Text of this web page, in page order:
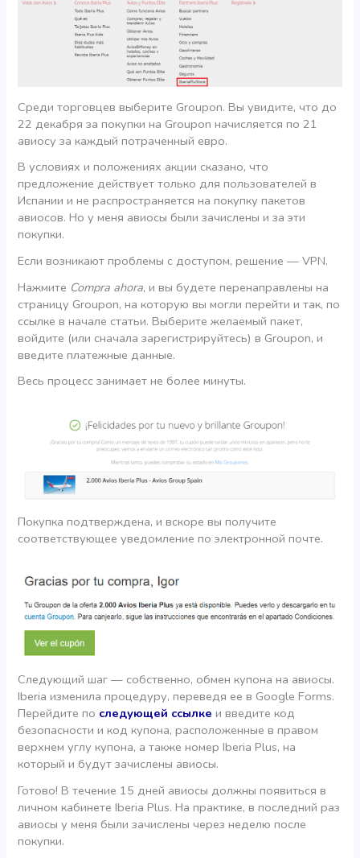
Среди торговцев выберите Groupon. Вы увидите, что до
22 декабря за покупки на Groupon начисляется по 21
авиосу за каждый потраченный евро.
В условиях и положениях акции сказано, что
предложение действует только для пользователей в
Испании и не распространяется на покупку пакетов
авиосов. Но у меня авиосы были зачислены и за эти
покупки.
Если возникают проблемы с доступом, решение — VPN.
Нажмите Compra ahora, и вы будете перенаправлены на
страницу Groupon, на которую вы могли перейти и так, по
ссылке в начале статьи. Выберите желаемый пакет,
войдите (или сначала зарегистрируйтесь) в Groupon, и
введите платежные данные.
Весь процесс занимает не более минуты.
Покупка подтверждена, и вскоре вы получите
соответствующее уведомление по электронной почте.
Следующий шаг — собственно, обмен купона на авиосы.
Iberia изменила процедуру, переведя ее в Google Forms.
Перейдите по следующей ссылке и введите код
безопасности и код купона, расположенные в правом
верхнем углу купона, а также номер Iberia Plus, на
который и будут зачислены авиосы.
Готово! В течение 15 дней авиосы должны появиться в
личном кабинете Iberia Plus. На практике, в последний раз
авиосы у меня были зачислены через неделю после
покупки.